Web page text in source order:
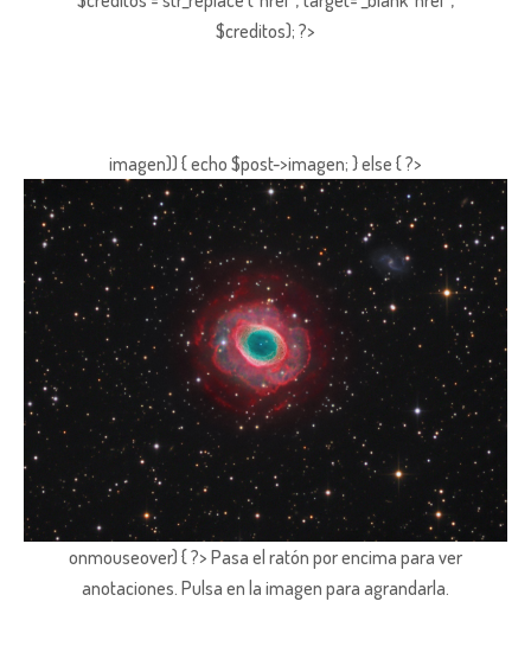
$creditos); ?>
imagen)) { echo $post->imagen; } else { ?>
onmouseover) { ?> Pasa el ratón por encima para ver
anotaciones. Pulsa en la imagen para agrandarla.